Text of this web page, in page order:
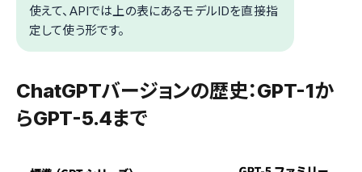
使えて、APIでは上の表にあるモデルIDを直接指
定して使う形です。
ChatGPTバージョンの歴史：GPT-1か
らGPT-5.4まで